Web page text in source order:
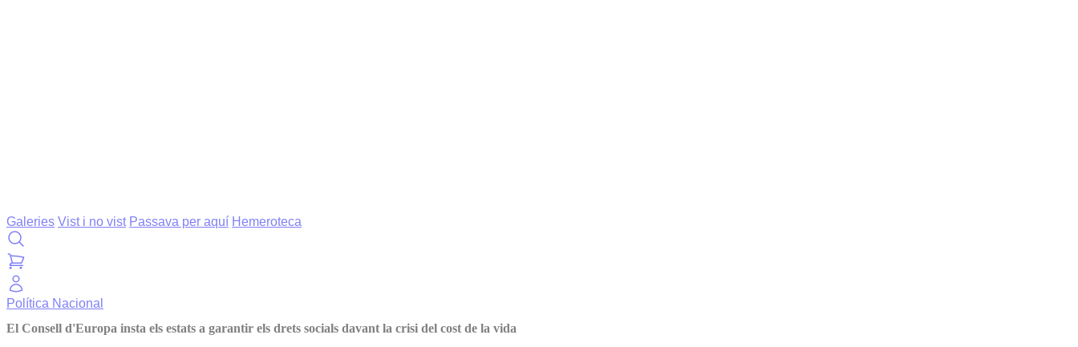
Galeries Vist i no vist Passava per aquí Hemeroteca
Política Nacional
El Consell d'Europa insta els estats a garantir els drets socials davant la crisi del cost de la vida